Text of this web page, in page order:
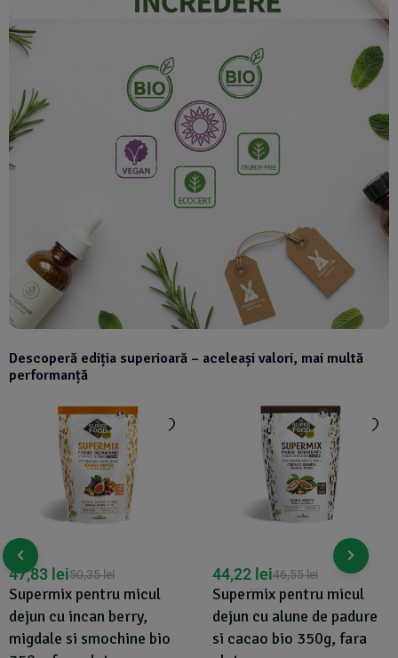
Descoperă ediția superioară – aceleași valori, mai multă
performanță
Supermix pentru micul
dejun cu incan berry,
migdale si smochine bio
50,35lei
47,83 lei
Supermix pentru micul
dejun cu alune de padure
si cacao bio 350g, fara
46,55lei
44,22 lei